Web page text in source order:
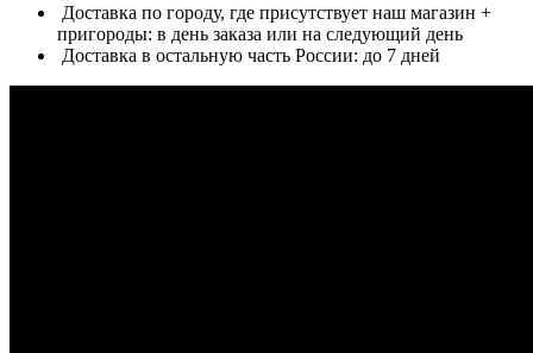
Доставка по городу, где присутствует наш магазин +
пригороды: в день заказа или на следующий день
Доставка в остальную часть России: до 7 дней